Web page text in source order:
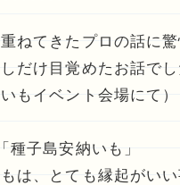
ねてきたプロの話に
だけ目覚めたお話で
もイベント会場にて）
種子島安納いも」
は、とても縁起がい